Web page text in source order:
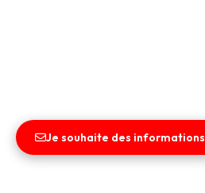
Je souhaite des informations